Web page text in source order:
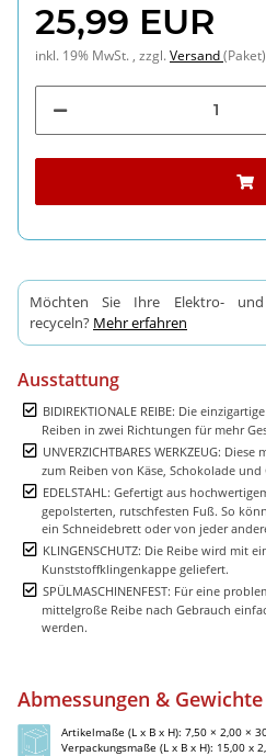
25,99 EUR
inkl. 19% MwSt. , zzgl.Versand(Paket)
Möchten Sie Ihre Elektro- und
recyceln? Mehr erfahren
Ausstattung
BIDIREKTIONALE REIBE: Die
Reiben in zwei Richtungen für mehr
UNVERZICHTBARES WERKZEUG:
zum Reiben von Käse, Schokolade und
EDELSTAHL: Gefertigt aus
gepolsterten, rutschfesten Fuß. So
ein Schneidebrett oder von jeder
KLINGENSCHUTZ: Die Reibe wird mit
Kunststoffklingenkappe geliefert.
SPÜLMASCHINENFEST: Für eine
mittelgroße Reibe nach Gebrauch
werden.
Abmessungen & Gewichte
Artikelmaße (L x B x H): 7,50 × 2,00 ×
Verpackungsmaße (L x B x H): 15,00 x